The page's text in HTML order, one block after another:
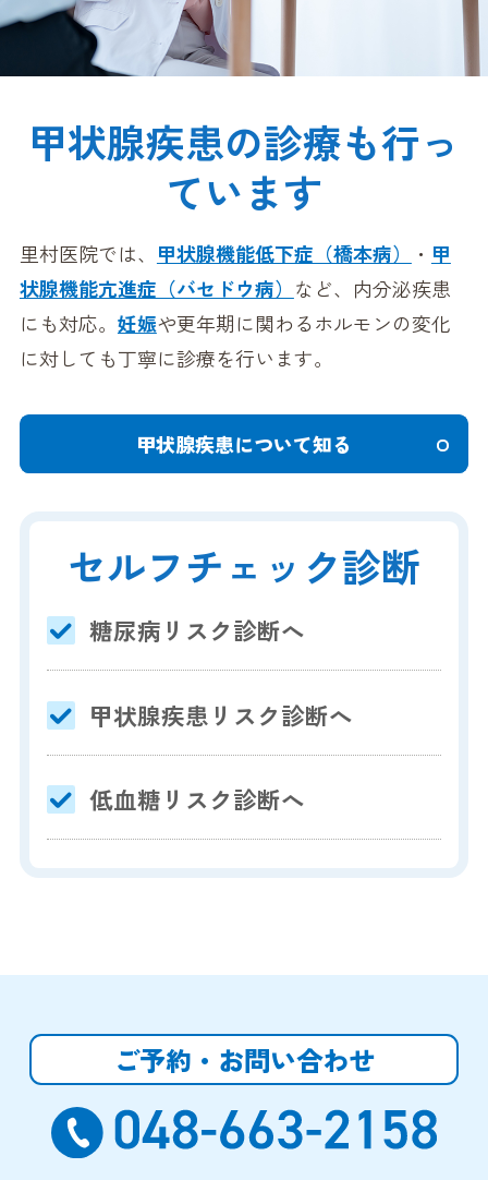
甲状腺疾患の診療も行っ
ています
里村医院では、 甲状腺機能低下症（橋本病） ・ 甲
状腺機能亢進症（バセドウ病） など、内分泌疾患
にも対応。 妊娠や更年期に関わるホルモンの変化
に対しても丁寧に診療を行います。
甲状腺疾患について知る
セルフチェック診断
糖尿病リスク診断へ
甲状腺疾患リスク診断へ
低血糖リスク診断へ
ご予約・お問い合わせ